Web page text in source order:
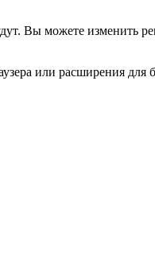
Вы можете изменить
или расширения для